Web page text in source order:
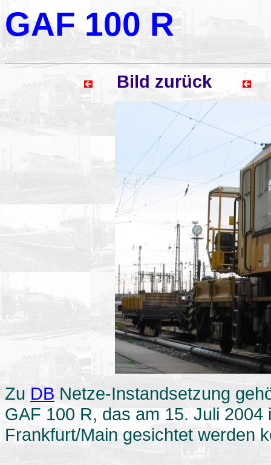
GAF 100 R
Bild zurück
Zu DB Netze-Instandsetzung
GAF 100 R, das am 15. Juli
Frankfurt/Main gesichtet werden